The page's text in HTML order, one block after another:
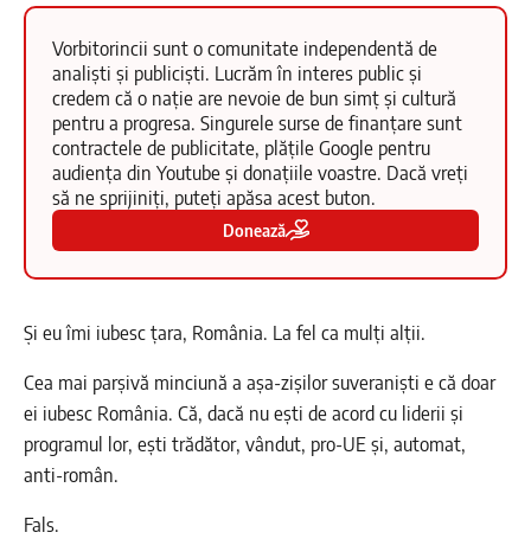
Vorbitorincii sunt o comunitate independentă de
analiști și publiciști. Lucrăm în interes public și
credem că o nație are nevoie de bun simț și cultură
pentru a progresa. Singurele surse de finanțare sunt
contractele de publicitate, plățile Google pentru
audiența din Youtube și donațiile voastre. Dacă vreți
să ne sprijiniți, puteți apăsa acest buton.
Donează
Și eu îmi iubesc țara, România. La fel ca mulți alții.
Cea mai parșivă minciună a așa-zișilor suveraniști e că doar
ei iubesc România. Că, dacă nu ești de acord cu liderii și
programul lor, ești trădător, vândut, pro-UE și, automat,
anti-român.
Fals.